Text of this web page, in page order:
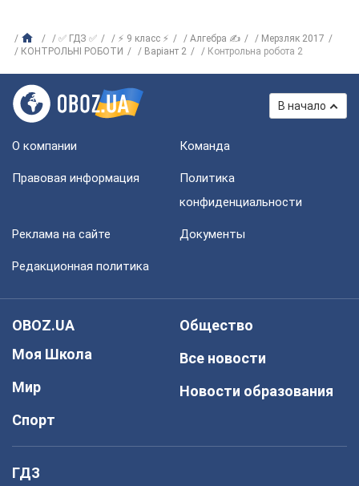
✅ ГДЗ ✅ ⚡ 9 класс ⚡ Алгебра ✍
Мерзляк 2017
КОНТРОЛЬНІ РОБОТИ
Варіант 2 Контрольна робота 2
В начало
О компании Команда
Правовая информация
Политика
конфиденциальности
Реклама на сайте Документы
Редакционная политика
OBOZ.UA
Моя Школа
Мир
Спорт
Общество
Все новости
Новости образования
ГДЗ